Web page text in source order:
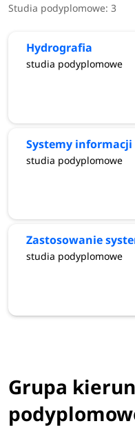
Studia podyplomowe: 3
Hydrografia
studia podyplomowe
Systemy
studia podyplomowe
studia podyplomowe
Grupa